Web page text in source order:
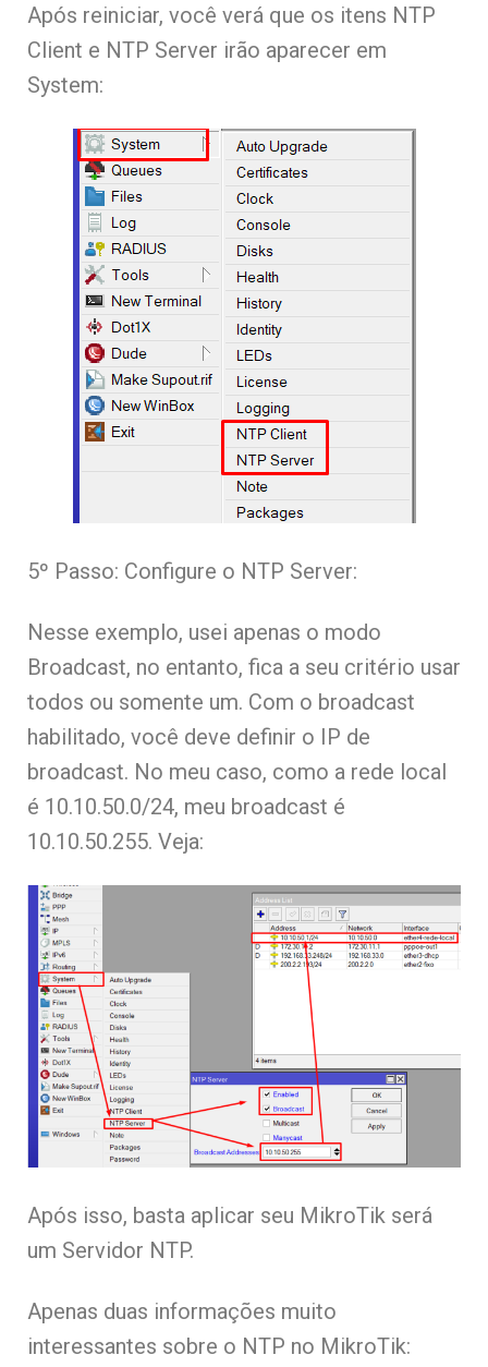
Após reiniciar, você verá que os itens NTP
Client e NTP Server irão aparecer em
System:
5º Passo: Configure o NTP Server:
Nesse exemplo, usei apenas o modo
Broadcast, no entanto, fica a seu critério usar
todos ou somente um. Com o broadcast
habilitado, você deve definir o IP de
broadcast. No meu caso, como a rede local
é 10.10.50.0/24, meu broadcast é
10.10.50.255. Veja:
Após isso, basta aplicar seu MikroTik será
um Servidor NTP.
Apenas duas informações muito
interessantes sobre o NTP no MikroTik: